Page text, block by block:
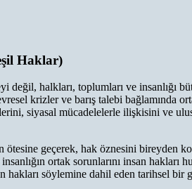
Haklar)
halkları, toplumları ve insanlığı
krizler ve barış talebi
siyasal mücadelelerle ilişkisini ve
geçerek, hak öznesini bireyden
ortak sorunlarını insan
hakları söylemine dahil eden tarihsel